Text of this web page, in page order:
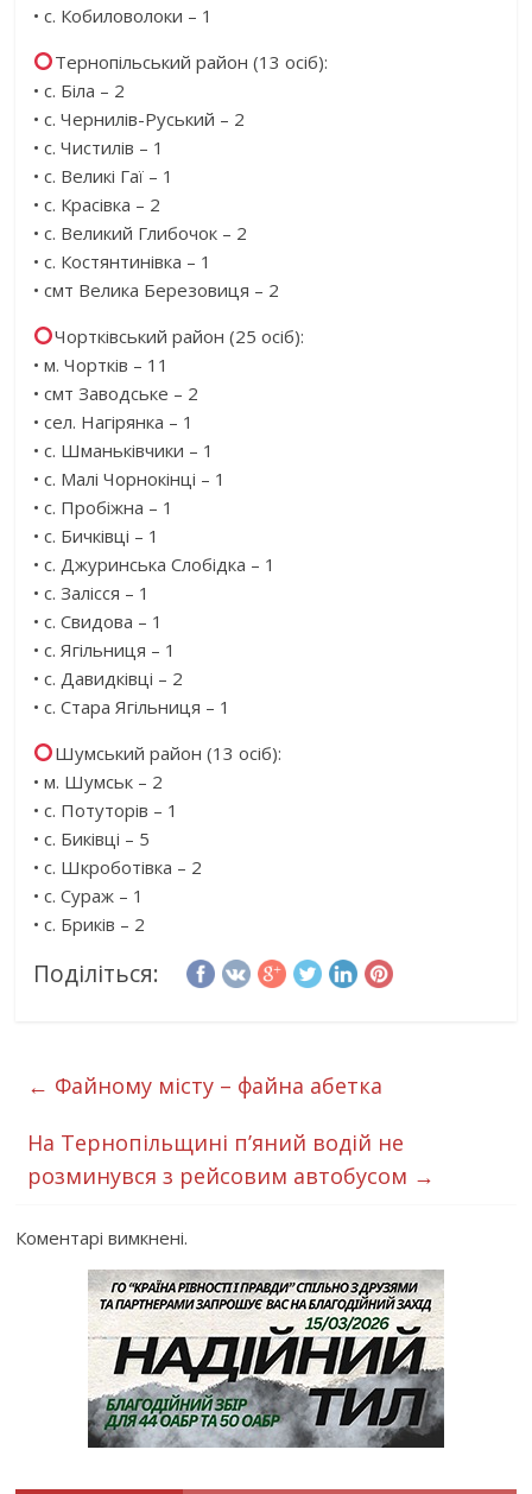
• с. Кобиловолоки – 1
Тернопільський район (13 осіб):
• с. Біла – 2
• с. Чернилів-Руський – 2
• с. Чистилів – 1
• с. Великі Гаї – 1
• с. Красівка – 2
• с. Великий Глибочок – 2
• с. Костянтинівка – 1
• смт Велика Березовиця – 2
Чортківський район (25 осіб):
• м. Чортків – 11
• смт Заводське – 2
• сел. Нагірянка – 1
• с. Шманьківчики – 1
• с. Малі Чорнокінці – 1
• с. Пробіжна – 1
• с. Бичківці – 1
• с. Джуринська Слобідка – 1
• с. Залісся – 1
• с. Свидова – 1
• с. Ягільниця – 1
• с. Давидківці – 2
• с. Стара Ягільниця – 1
Шумський район (13 осіб):
• м. Шумськ – 2
• с. Потуторів – 1
• с. Биківці – 5
• с. Шкроботівка – 2
• с. Сураж – 1
• с. Бриків – 2
Поділіться:
← Файному місту – файна абетка
На Тернопільщині п’яний водій не
розминувся з рейсовим автобусом →
Коментарі вимкнені.